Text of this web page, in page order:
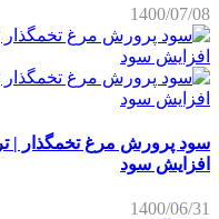
1400/07/08
سود پرورش مرغ تخمگذار |
افزایش سود
1400/06/31